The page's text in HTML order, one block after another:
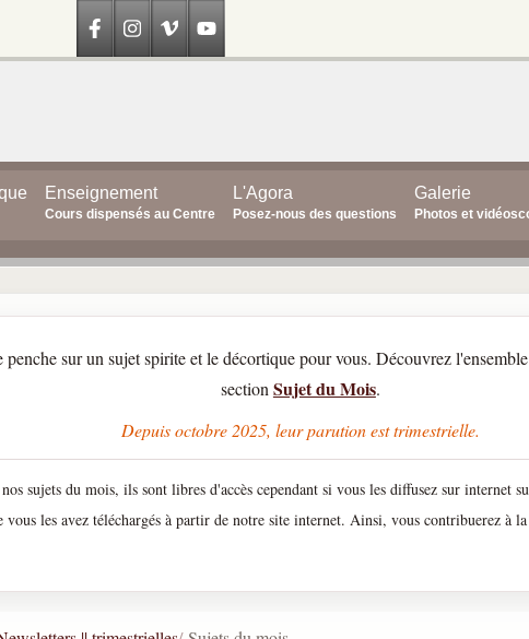
Enseignement
Cours dispensés au Centre
L'Agora
Posez-nous des questions
Galerie
Photos et
sur un sujet spirite et le décortique pour vous. Découvrez l'ensemble
sectionSujet du Mois.
Depuis octobre 2025, leur parution est trimestrielle.
sujets du mois, ils sont libres d'accès cependant si vous les diffusez sur internet
les avez téléchargés à partir de notre site internet. Ainsi, vous contribuerez à